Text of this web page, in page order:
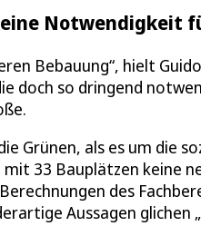
Notwendigkeit
Bebauung“, hielt
doch so dringend
Grünen, als es um die
33 Bauplätzen keine
des
Aussagen glichen